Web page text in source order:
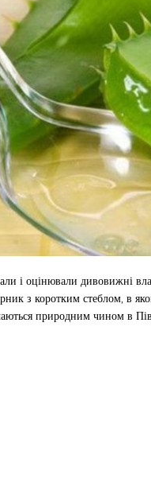
і оцінювали дивовижні
з коротким стеблом, в
природним чином в